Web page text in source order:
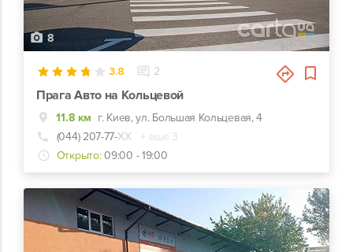
8
3.8 2
Прага Авто на Кольцевой
11.8 км г. Киев, ул. Большая Кольцевая, 4
(044) 207-77-ХХ
+ еще 3
Открыто: 09:00 - 19:00